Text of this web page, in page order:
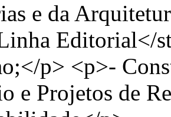
e da
Editorial</
p> <p>-
e Projetos de